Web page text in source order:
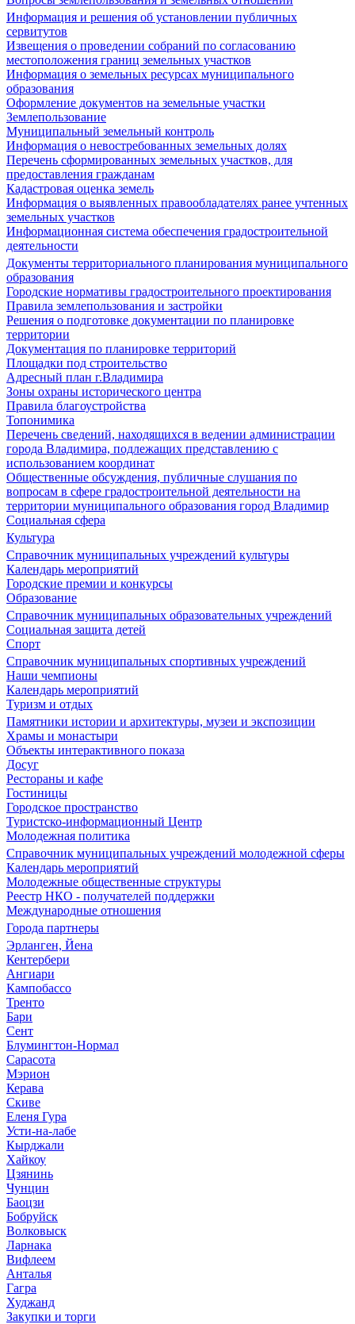
Информация и решения об установлении публичных
сервитутов
Извещения о проведении собраний по согласованию
местоположения границ земельных участков
Информация о земельных ресурсах муниципального
образования
Оформление документов на земельные участки
Землепользование
Муниципальный земельный контроль
Информация о невостребованных земельных долях
Перечень сформированных земельных участков, для
предоставления гражданам
Кадастровая оценка земель
Информация о выявленных правообладателях ранее учтенных
земельных участков
Информационная система обеспечения градостроительной
деятельности
Документы территориального планирования муниципального
образования
Городские нормативы градостроительного проектирования
Правила землепользования и застройки
Решения о подготовке документации по планировке
территории
Документация по планировке территорий
Площадки под строительство
Адресный план г.Владимира
Зоны охраны исторического центра
Правила благоустройства
Топонимика
Перечень сведений, находящихся в ведении администрации
города Владимира, подлежащих представлению с
использованием координат
Общественные обсуждения, публичные слушания по
вопросам в сфере градостроительной деятельности на
территории муниципального образования город Владимир
Социальная сфера
Культура
Справочник муниципальных учреждений культуры
Календарь мероприятий
Городские премии и конкурсы
Образование
Справочник муниципальных образовательных учреждений
Социальная защита детей
Спорт
Справочник муниципальных спортивных учреждений
Наши чемпионы
Календарь мероприятий
Туризм и отдых
Памятники истории и архитектуры, музеи и экспозиции
Храмы и монастыри
Объекты интерактивного показа
Досуг
Рестораны и кафе
Гостиницы
Городское пространство
Туристско-информационный Центр
Молодежная политика
Справочник муниципальных учреждений молодежной сферы
Календарь мероприятий
Молодежные общественные структуры
Реестр НКО - получателей поддержки
Международные отношения
Города партнеры
Эрланген, Йена
Кентербери
Ангиари
Кампобассо
Тренто
Бари
Сент
Блумингтон-Нормал
Сарасота
Мэрион
Керава
Скиве
Еленя Гура
Усти-на-лабе
Кырджали
Хайкоу
Цзянинь
Чунцин
Баоцзи
Бобруйск
Волковыск
Ларнака
Вифлеем
Анталья
Гагра
Худжанд
Закупки и торги